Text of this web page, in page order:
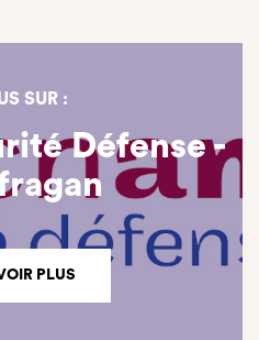
SUR :
Défense -
PLUS